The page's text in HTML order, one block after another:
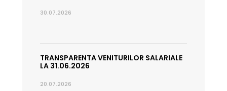
30.07.2026
TRANSPARENTA VENITURILOR SALARIALE
LA 31.06.2026
20.07.2026